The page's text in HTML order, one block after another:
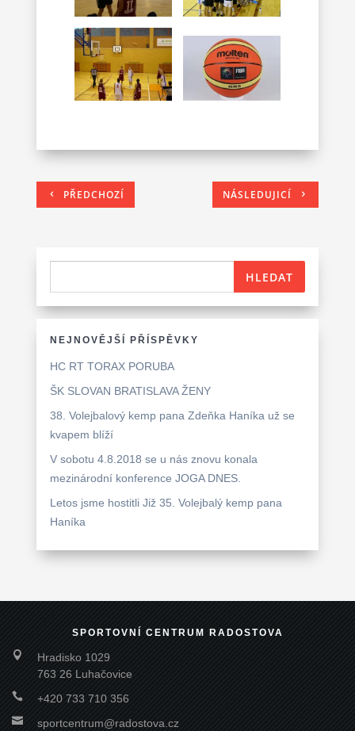
PŘEDCHOZÍ NÁSLEDUJICÍ
NEJNOVĚJŠÍ PŘÍSPĚVKY
HC RT TORAX PORUBA
ŠK SLOVAN BRATISLAVA ŽENY
38. Volejbalový kemp pana Zdeňka Haníka už se
kvapem blíží
V sobotu 4.8.2018 se u nás znovu konala
mezinárodní konference JOGA DNES.
Letos jsme hostitli Již 35. Volejbalý kemp pana
Haníka
SPORTOVNÍ CENTRUM RADOSTOVA

Hradisko 1029
763 26 Luhačovice
 +420 733 710 356
 sportcentrum@radostova.cz